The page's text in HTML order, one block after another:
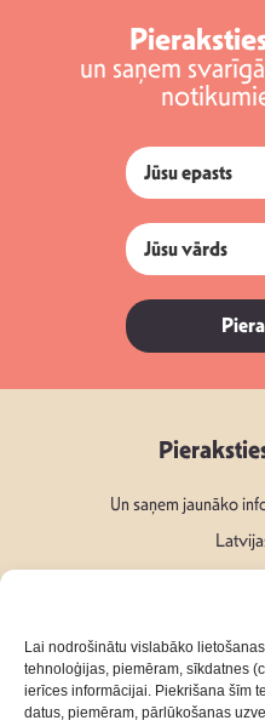
Lai nodrošinātu vislabāko
tehnoloģijas, piemēram, sīkdatnes
ierīces informācijai. Piekrišana šīm
datus, piemēram, pārlūkošanas
un saņem
Un saņem jaunāko
Seko mums: